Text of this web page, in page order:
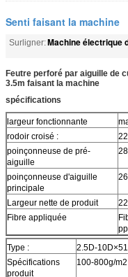
Senti faisant la machine
Surligner:Machine électrique
Feutre perforé par aiguille de
3.5m faisant la machine
spécifications
largeur fonctionnante
rodoir croisé :
poinçonneuse de pré-
aiguille
poinçonneuse d'aiguille
principale
Largeur nette de produit
Fibre appliquée
Type :
2.5D-
Spécifications
produit
100-800g/m2